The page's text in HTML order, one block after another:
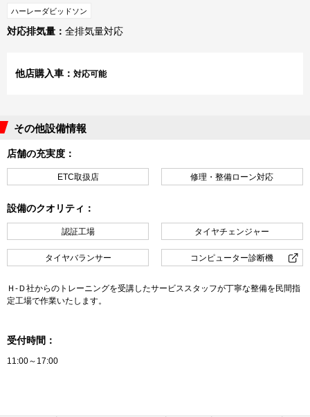
ハーレーダビッドソン
対応排気量： 全排気量対応
他店購入車： 対応可能
その他設備情報
店舗の充実度：
ETC取扱店 修理・整備ローン対応
設備のクオリティ：
認証工場 タイヤチェンジャー
タイヤバランサー コンピューター診断機
Ｈ-Ｄ社からのトレーニングを受講したサービススタッフが丁寧な整備を民間指
定工場で作業いたします。
受付時間：
11:00～17:00